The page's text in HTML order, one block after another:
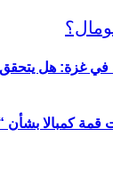
قمة كمبالا
في غزة: هل